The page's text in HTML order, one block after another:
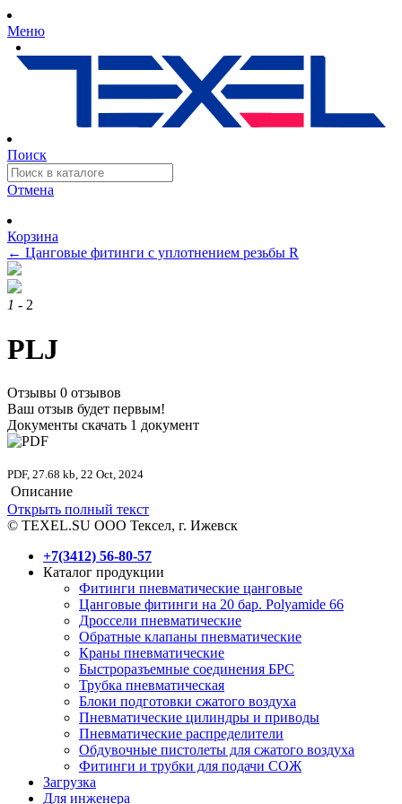
Меню
Поиск
Отмена
Корзина
← Цанговые фитинги с уплотнением резьбы R
1 - 2
PLJ
Отзывы 0 отзывов
Ваш отзыв будет первым!
Документы скачать 1 документ
PDF, 27.68 kb, 22 Oct, 2024
Описание
Открыть полный текст
© TEXEL.SU ООО Тексел, г. Ижевск
+7(3412) 56-80-57
Каталог продукции
Фитинги пневматические цанговые
Цанговые фитинги на 20 бар. Polyamide 66
Дроссели пневматические
Обратные клапаны пневматические
Краны пневматические
Быстроразъемные соединения БРС
Трубка пневматическая
Блоки подготовки сжатого воздуха
Пневматические цилиндры и приводы
Пневматические распределители
Обдувочные пистолеты для сжатого воздуха
Фитинги и трубки для подачи СОЖ
Загрузка
Для инженера